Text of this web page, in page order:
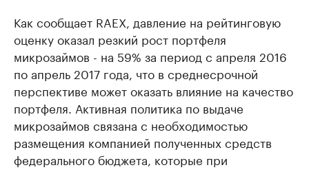
Как сообщает RAEX, давление на рейтинговую
оценку оказал резкий рост портфеля
микрозаймов - на 59% за период с апреля 2016
по апрель 2017 года, что в среднесрочной
перспективе может оказать влияние на качество
портфеля. Активная политика по выдаче
микрозаймов связана с необходимостью
размещения компанией полученных средств
федерального бюджета, которые при